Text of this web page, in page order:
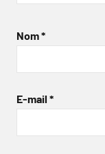
Nom*
E-mail *